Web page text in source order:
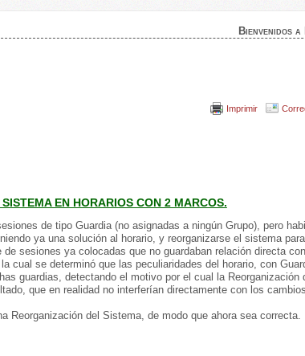
Bienvenidos
Imprimir
EN HORARIOS CON 2 MARCOS.
de tipo Guardia (no asignadas a ningún Grupo), pero
ya una solución al horario, y reorganizarse el sistema
sesiones ya colocadas que no guardaban relación directa
cual se determinó que las peculiaridades del horario, con
guardias, detectando el motivo por el cual la Reorganización
que en realidad no interferían directamente con los
Reorganización del Sistema, de modo que ahora sea correcta.